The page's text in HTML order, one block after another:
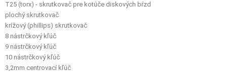
T25 (torx) - skrutkovač pre kotúče diskových bŕzd
plochý skrutkovač
krížový (phillips) skrutkovač
8 nástrčkový kľúč
9 nástrčkový kľúč
10 nástrčkový kľúč
3,2mm centrovací kľúč